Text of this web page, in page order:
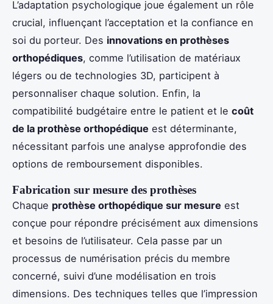
L’adaptation psychologique joue également un rôle
crucial, influençant l’acceptation et la confiance en
soi du porteur. Des innovations en prothèses
orthopédiques, comme l’utilisation de matériaux
légers ou de technologies 3D, participent à
personnaliser chaque solution. Enfin, la
compatibilité budgétaire entre le patient et le coût
de la prothèse orthopédique est déterminante,
nécessitant parfois une analyse approfondie des
options de remboursement disponibles.
Fabrication sur mesure des prothèses
Chaque prothèse orthopédique sur mesure est
conçue pour répondre précisément aux dimensions
et besoins de l’utilisateur. Cela passe par un
processus de numérisation précis du membre
concerné, suivi d’une modélisation en trois
dimensions. Des techniques telles que l’impression